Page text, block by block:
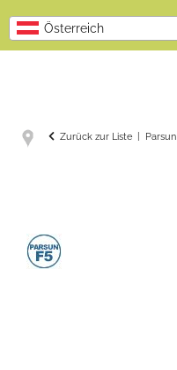
Österreich
Zurück zur Liste